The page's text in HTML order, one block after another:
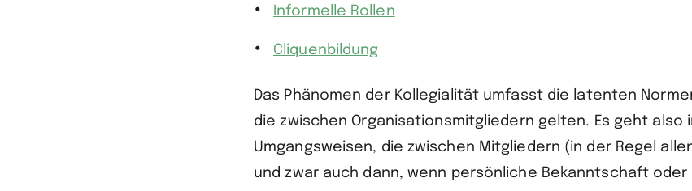
Informelle Rollen
Cliquenbildung
Das Phänomen der Kollegialität umfasst die latenten
die zwischen Organisationsmitgliedern gelten. Es geht also
Umgangsweisen, die zwischen Mitgliedern (in der Regel
und zwar auch dann, wenn persönliche Bekanntschaft oder